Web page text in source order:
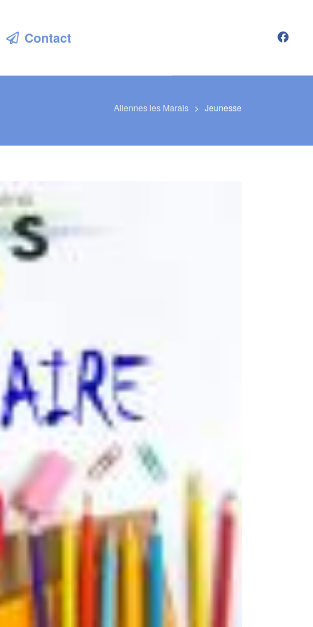
Contact
Allennes les Marais > Jeunesse